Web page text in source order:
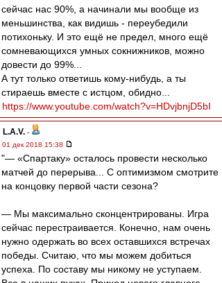
сейчас нас 90%, а начинали мы вообще из
меньшинства, как видишь - переубедили
потихоньку. И это ещё не предел, много ещё
сомневающихся умных сокнижников, можно
довести до 99%...
А тут только ответишь кому-нибудь, а ты
стираешь вместе с истцом, обидно...
https://www.youtube.com/watch?v=HDvjbnjD5bI
L.А.V. -
01 дек 2018 15:38
"— «Спартаку» осталось провести несколько
матчей до перерыва... С оптимизмом смотрите
на концовку первой части сезона?
— Мы максимально сконцентрированы. Игра
сейчас перестраивается. Конечно, нам очень
нужно одержать во всех оставшихся встречах
победы. Считаю, что мы можем добиться
успеха. По составу мы никому не уступаем.